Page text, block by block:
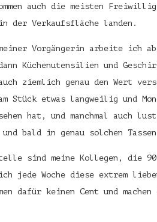
auch die meisten
in der Verkaufsfläche landen.
Vorgängerin arbeite ich
Küchenutensilien und
ziemlich genau den Wert
Stück etwas langweilig und
hat, und manchmal auch
bald in genau solchen
sind meine Kollegen, die
Woche diese extrem
dafür keinen Cent und